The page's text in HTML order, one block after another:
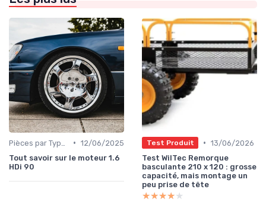
• 12/06/2025
Tout savoir sur le moteur 1.6
HDi 90
Test Produit • 13/06/2026
Test WilTec Remorque
basculante 210 x 120 : grosse
capacité, mais montage un
peu prise de tête
★★★★★
★★★★★